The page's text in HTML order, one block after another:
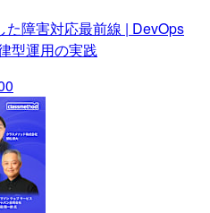
た障害対応最前線 | DevOps
型運用の実践